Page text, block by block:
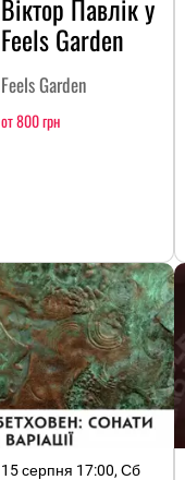
Віктор Павлік у
Feels Garden
Feels Garden
от 800 грн
15 серпня 17:00, Сб